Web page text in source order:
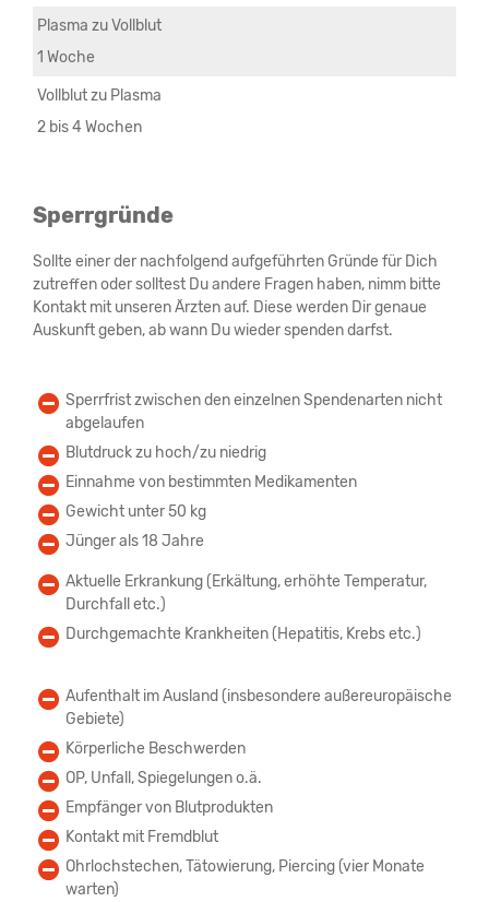
Plasma zu Vollblut
1 Woche
Vollblut zu Plasma
2 bis 4 Wochen
Sperrgründe
Sollte einer der nachfolgend aufgeführten Gründe für Dich
zutreffen oder solltest Du andere Fragen haben, nimm bitte
Kontakt mit unseren Ärzten auf. Diese werden Dir genaue
Auskunft geben, ab wann Du wieder spenden darfst.
Sperrfrist zwischen den einzelnen Spendenarten nicht
abgelaufen
Blutdruck zu hoch/zu niedrig
Einnahme von bestimmten Medikamenten
Gewicht unter 50 kg
Jünger als 18 Jahre
Aktuelle Erkrankung (Erkältung, erhöhte Temperatur,
Durchfall etc.)
Durchgemachte Krankheiten (Hepatitis, Krebs etc.)
Aufenthalt im Ausland (insbesondere außereuropäische
Gebiete)
Körperliche Beschwerden
OP, Unfall, Spiegelungen o.ä.
Empfänger von Blutprodukten
Kontakt mit Fremdblut
Ohrlochstechen, Tätowierung, Piercing (vier Monate
warten)